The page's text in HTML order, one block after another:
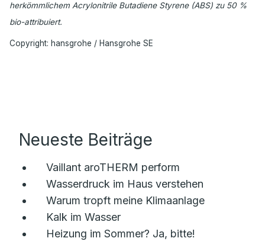
herkömmlichem Acrylonitrile Butadiene Styrene (ABS) zu 50 %
bio-attribuiert.
Copyright: hansgrohe / Hansgrohe SE
Neueste Beiträge
Vaillant aroTHERM perform
Wasserdruck im Haus verstehen
Warum tropft meine Klimaanlage
Kalk im Wasser
Heizung im Sommer? Ja, bitte!